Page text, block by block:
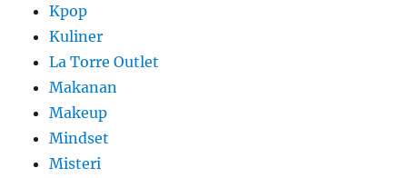
Kpop
Kuliner
La Torre Outlet
Makanan
Makeup
Mindset
Misteri